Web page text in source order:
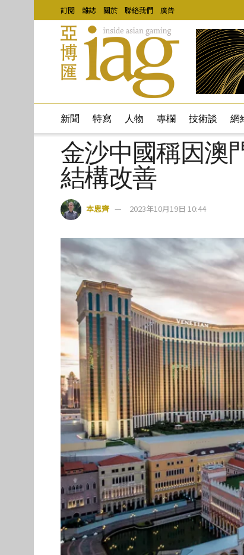
訂閱 雜誌 關於 聯絡我們 廣告
新聞 特寫 人物 專欄 技術談 網
金沙中國稱因澳
結構改善
本思齊 2023年10月19日 10:44